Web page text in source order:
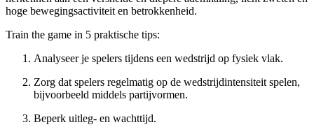
hoge bewegingsactiviteit en betrokkenheid.
Train the game in 5 praktische tips:
Analyseer je spelers tijdens een wedstrijd op fysiek vlak.
Zorg dat spelers regelmatig op de wedstrijdintensiteit spelen,
bijvoorbeeld middels partijvormen.
Beperk uitleg- en wachttijd.